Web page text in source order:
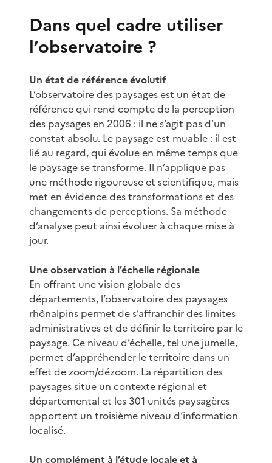
Dans quel cadre utiliser
l’observatoire ?
Un état de référence évolutif
L’observatoire des paysages est un état de
référence qui rend compte de la perception
des paysages en 2006 : il ne s’agit pas d’un
constat absolu. Le paysage est muable : il est
lié au regard, qui évolue en même temps que
le paysage se transforme. Il n’applique pas
une méthode rigoureuse et scientifique, mais
met en évidence des transformations et des
changements de perceptions. Sa méthode
d’analyse peut ainsi évoluer à chaque mise à
jour.
Une observation à l’échelle régionale
En offrant une vision globale des
départements, l’observatoire des paysages
rhônalpins permet de s’affranchir des limites
administratives et de définir le territoire par le
paysage. Ce niveau d’échelle, tel une jumelle,
permet d’appréhender le territoire dans un
effet de zoom/dézoom. La répartition des
paysages situe un contexte régional et
départemental et les 301 unités paysagères
apportent un troisième niveau d’information
localisé.
Un complément à l’étude locale et à